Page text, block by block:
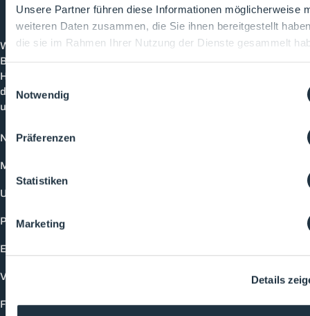
Unsere Partner führen diese Informationen möglicherweise
weiteren Daten zusammen, die Sie ihnen bereitgestellt
die sie im Rahmen Ihrer Nutzung der Dienste gesammelt
Einwilligungsauswahl
Notwendig
Präferenzen
Statistiken
Marketing
Details
CleanroomProcesses
Willkommen bei CleanroomProcesses, der
Branchenplattform für Reinraum und Prozesstechnik.
Hier bleibst du immer auf dem neuesten Stand, kannst
dich mit anderen verknüpfen und alle relevanten Themen
und Events der Branche entdecken.
News
Mediathek
Unternehmen
Produkte
Events
Vorträge
Future-Faces